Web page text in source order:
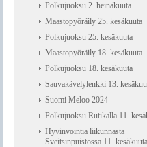
Polkujuoksu 2. heinäkuuta
Maastopyöräily 25. kesäkuuta
Polkujuoksu 25. kesäkuuta
Maastopyöräily 18. kesäkuuta
Polkujuoksu 18. kesäkuuta
Sauvakävelylenkki 13.
Suomi Meloo 2024
Polkujuoksu Rutikalla 11.
Hyvinvointia liikunnasta
Sveitsinpuistossa 11. kesäkuuta